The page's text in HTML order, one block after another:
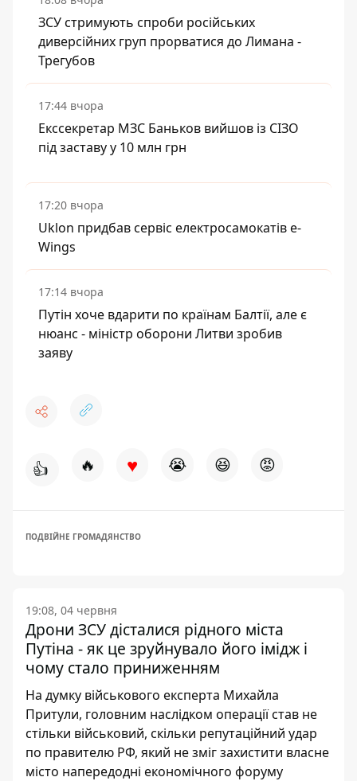
ЗСУ стримують спроби російських
диверсійних груп прорватися до Лимана -
Трегубов
17:44 вчора
Екссекретар МЗС Баньков вийшов із СІЗО
під заставу у 10 млн грн
17:20 вчора
Uklon придбав сервіс електросамокатів e-
Wings
17:14 вчора
Путін хоче вдарити по країнам Балтії, але є
нюанс - міністр оборони Литви зробив
заяву
👍 🔥 ♥ 😭 😆 😡
ПОДВІЙНЕ ГРОМАДЯНСТВО
19:08, 04 червня
Дрони ЗСУ дісталися рідного міста
Путіна - як це зруйнувало його імідж і
чому стало приниженням
На думку військового експерта Михайла
Притули, головним наслідком операції став не
стільки військовий, скільки репутаційний удар
по правителю РФ, який не зміг захистити власне
місто напередодні економічного форуму